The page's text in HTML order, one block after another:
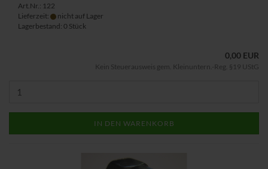
Art.Nr.: 122
Lieferzeit:
nicht auf Lager
Lagerbestand: 0 Stück
0,00 EUR
Kein Steuerausweis gem. Kleinuntern.-Reg. §19 UStG
IN DEN WARENKORB